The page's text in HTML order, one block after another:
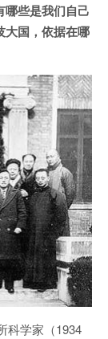
哪些是我们自己
大国，依据在哪
科学家（1934